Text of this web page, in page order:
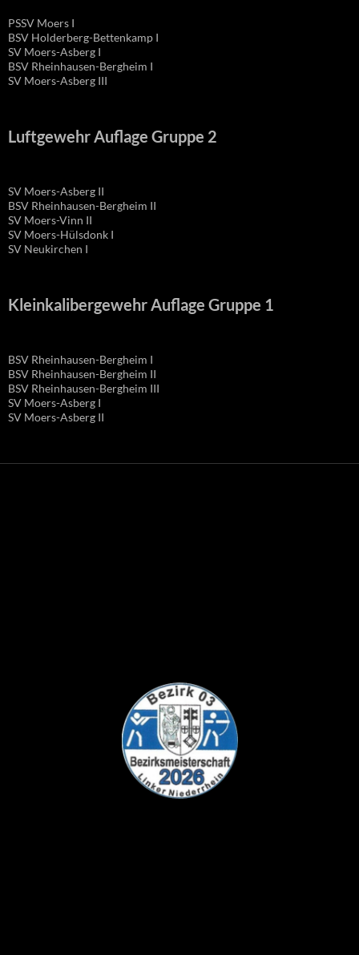
PSSV Moers I
BSV Holderberg-Bettenkamp I
SV Moers-Asberg I
BSV Rheinhausen-Bergheim I
SV Moers-Asberg III
Luftgewehr Auflage Gruppe 2
SV Moers-Asberg II
BSV Rheinhausen-Bergheim II
SV Moers-Vinn II
SV Moers-Hülsdonk I
SV Neukirchen I
Kleinkalibergewehr Auflage Gruppe 1
BSV Rheinhausen-Bergheim I
BSV Rheinhausen-Bergheim II
BSV Rheinhausen-Bergheim III
SV Moers-Asberg I
SV Moers-Asberg II